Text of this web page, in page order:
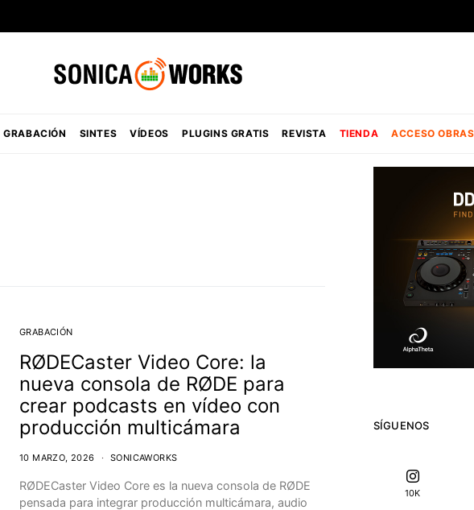
GRABACIÓN SINTES VÍDEOS PLUGINS GRATIS REVISTA TIENDA ACCESO OBRAS
GRABACIÓN
RØDECaster Video Core: la
nueva consola de RØDE para
crear podcasts en vídeo con
producción multicámara
10 MARZO, 2026 SONICAWORKS
RØDECaster Video Core es la nueva consola de RØDE
pensada para integrar producción multicámara, audio
SÍGUENOS
10K